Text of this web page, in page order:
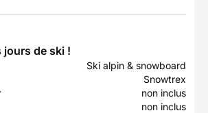
jours de ski !
Ski alpin & snowboard
Snowtrex
non inclus
non inclus